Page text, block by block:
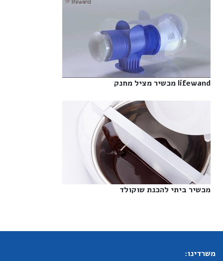
lifewand מכשיר מציל מחנק‎
מכשיר ביתי להכנת שוקולד‎
משרדינו: